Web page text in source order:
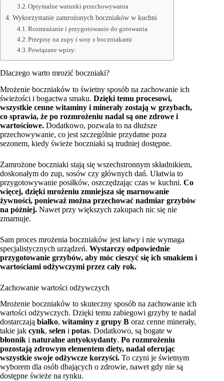
Optymalne warunki przechowywania
Wykorzystanie zamrożonych boczniaków w kuchni
Rozmrażanie i przygotowanie do gotowania
Przepisy na zupy i sosy z boczniakami
Powiązane wpisy:
Dlaczego warto mrozić boczniaki?
Mrożenie boczniaków to świetny sposób na zachowanie ich
świeżości i bogactwa smaku. Dzięki temu procesowi,
wszystkie cenne witaminy i minerały zostają w grzybach,
co sprawia, że po rozmrożeniu nadal są one zdrowe i
wartościowe. Dodatkowo, pozwala to na dłuższe
przechowywanie, co jest szczególnie przydatne poza
sezonem, kiedy świeże boczniaki są trudniej dostępne.
Zamrożone boczniaki stają się wszechstronnym składnikiem,
doskonałym do zup, sosów czy głównych dań. Ułatwia to
przygotowywanie posiłków, oszczędzając czas w kuchni. Co
więcej, dzięki mrożeniu zmniejsza się marnowanie
żywności, ponieważ można przechować nadmiar grzybów
na później. Nawet przy większych zakupach nic się nie
zmarnuje.
Sam proces mrożenia boczniaków jest łatwy i nie wymaga
specjalistycznych urządzeń. Wystarczy odpowiednie
przygotowanie grzybów, aby móc cieszyć się ich smakiem i
wartościami odżywczymi przez cały rok.
Zachowanie wartości odżywczych
Mrożenie boczniaków to skuteczny sposób na zachowanie ich
wartości odżywczych. Dzięki temu zabiegowi grzyby te nadal
dostarczają białko, witaminy z grupy B oraz cenne minerały,
takie jak cynk, selen i potas. Dodatkowo, są bogate w
błonnik i naturalne antyoksydanty. Po rozmrożeniu
pozostają zdrowym elementem diety, nadal oferując
wszystkie swoje odżywcze korzyści. To czyni je świetnym
wyborem dla osób dbających o zdrowie, nawet gdy nie są
dostępne świeże na rynku.